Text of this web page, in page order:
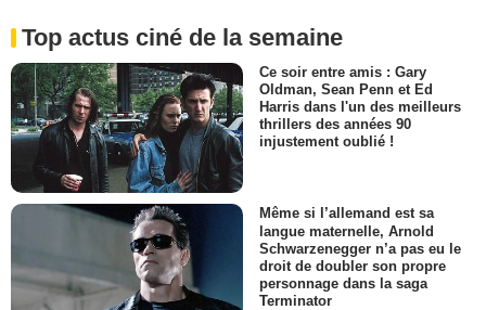
Top actus ciné de la semaine
Ce soir entre amis : Gary
Oldman, Sean Penn et Ed
Harris dans l'un des meilleurs
thrillers des années 90
injustement oublié !
Même si l’allemand est sa
langue maternelle, Arnold
Schwarzenegger n’a pas eu le
droit de doubler son propre
personnage dans la saga
Terminator